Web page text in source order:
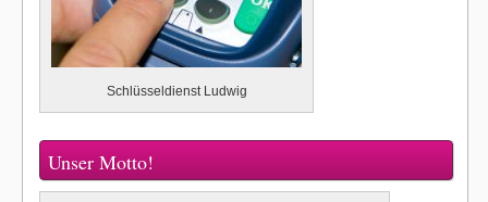
Schlüsseldienst Ludwig
Unser Motto!